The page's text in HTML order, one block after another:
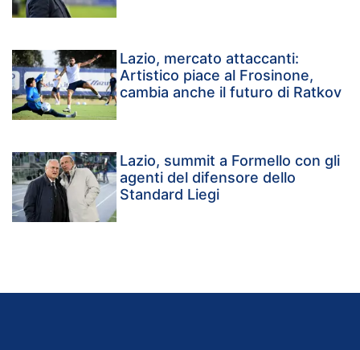
Lazio, mercato attaccanti:
Artistico piace al Frosinone,
cambia anche il futuro di Ratkov
Lazio, summit a Formello con gli
agenti del difensore dello
Standard Liegi